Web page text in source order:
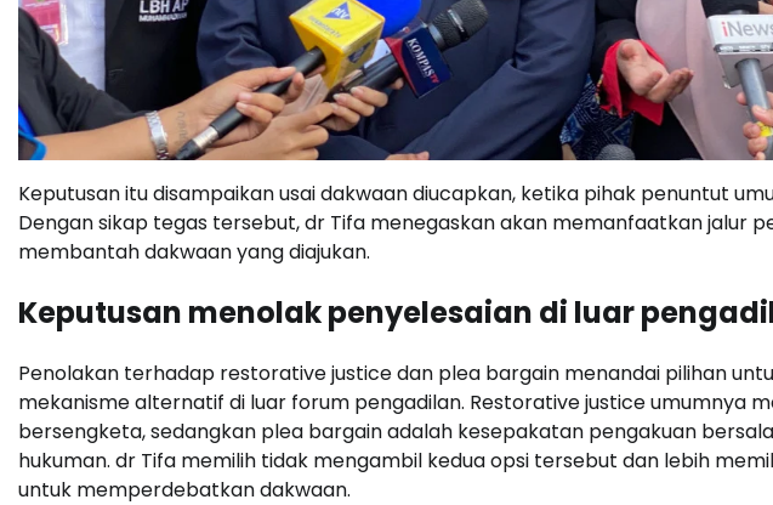
Keputusan itu disampaikan usai dakwaan diucapkan, ketika pihak penuntut
Dengan sikap tegas tersebut, dr Tifa menegaskan akan memanfaatkan jalur
membantah dakwaan yang diajukan.
Keputusan menolak penyelesaian di luar
Penolakan terhadap restorative justice dan plea bargain menandai pilihan
mekanisme alternatif di luar forum pengadilan. Restorative justice umumnya
bersengketa, sedangkan plea bargain adalah kesepakatan pengakuan
hukuman. dr Tifa memilih tidak mengambil kedua opsi tersebut dan lebih
untuk memperdebatkan dakwaan.